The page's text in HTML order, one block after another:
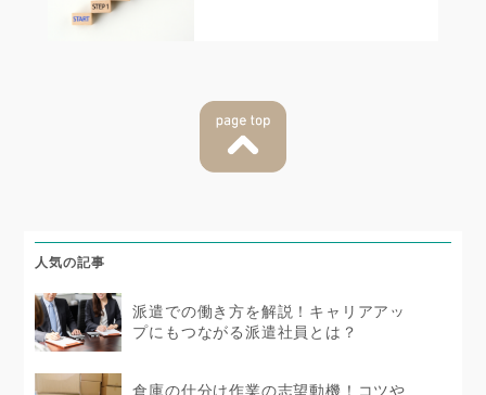
人気の記事
派遣での働き方を解説！キャリアアッ
プにもつながる派遣社員とは？
倉庫の仕分け作業の志望動機！コツや